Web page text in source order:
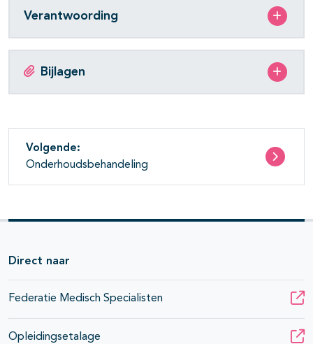
Verantwoording
Bijlagen
Volgende:
Onderhoudsbehandeling
Direct naar
Federatie Medisch Specialisten
Opleidingsetalage